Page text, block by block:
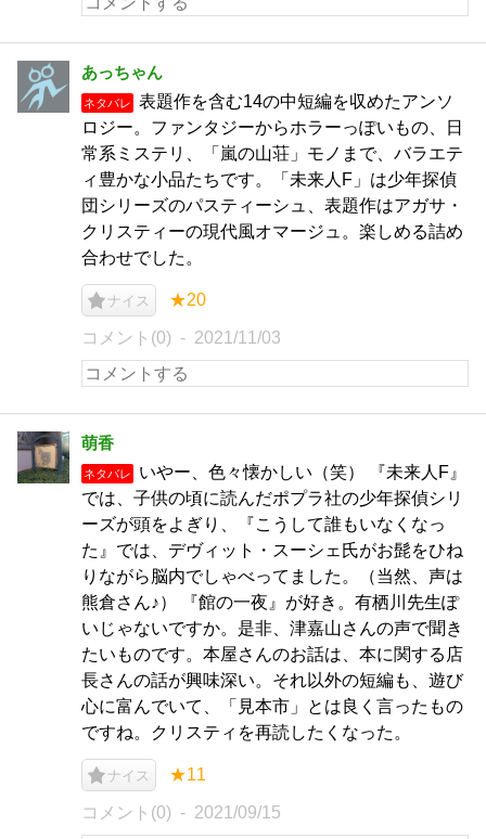
あっちゃん
ネタバレ
表題作を含む14の中短編を収めたアンソ
ロジー。ファンタジーからホラーっぽいもの、日
常系ミステリ、「嵐の山荘」モノまで、バラエテ
ィ豊かな小品たちです。「未来人F」は少年探偵
団シリーズのパスティーシュ、表題作はアガサ・
クリスティーの現代風オマージュ。楽しめる詰め
合わせでした。
ナイス ★20
コメント(0) 2021/11/03
萌香
ネタバレ
いやー、色々懐かしい（笑） 『未来人F』
では、子供の頃に読んだポプラ社の少年探偵シリ
ーズが頭をよぎり、『こうして誰もいなくなっ
た』では、デヴィット・スーシェ氏がお髭をひね
りながら脳内でしゃべってました。（当然、声は
熊倉さん♪） 『館の一夜』が好き。有栖川先生ぽ
いじゃないですか。是非、津嘉山さんの声で聞き
たいものです。本屋さんのお話は、本に関する店
長さんの話が興味深い。それ以外の短編も、遊び
心に富んでいて、「見本市」とは良く言ったもの
ですね。クリスティを再読したくなった。
ナイス ★11
コメント(0) 2021/09/15